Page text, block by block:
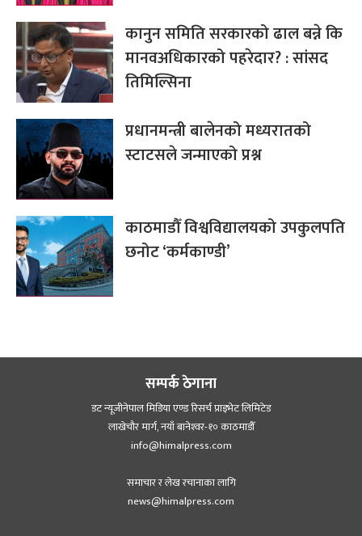
कानुन समिति सरकारको ढाल बन्ने कि
मानवअधिकारको पहरेदार? : सांसद
तिमिल्सिना
प्रधानमन्त्री बालेनको मध्यरातको
स्टाटसले जन्माएको प्रश्न
काठमाडौँ विश्वविद्यालयको उपकुलपति
छनोट ‘कर्मकाण्डी’
सम्पर्क ठेगाना
डट न्यूजीनेपाल मिडिया एण्ड रिसर्च प्राइभेट लिमिटेड
लाखेचौर मार्ग, नयाँ बानेश्‍वर-१० काठमाडौँ
info@himalpress.com
समाचार र लेख रचानाका लागि
news@himalpress.com